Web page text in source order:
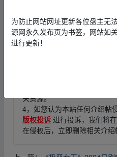
免责声明
1，本站所有内容均为站内网
介绍展示帖子，
3，本文内所有链接指向的
所有！其实际管理权为帖子
关资源。
4，如您认为本站任何介绍帖
版权投诉 进行投诉，我们将
在侵权后，立即删除相关介绍
为防止网站网址更新各位盘主无
源网永久发布页为书签，网站如
进行更新！